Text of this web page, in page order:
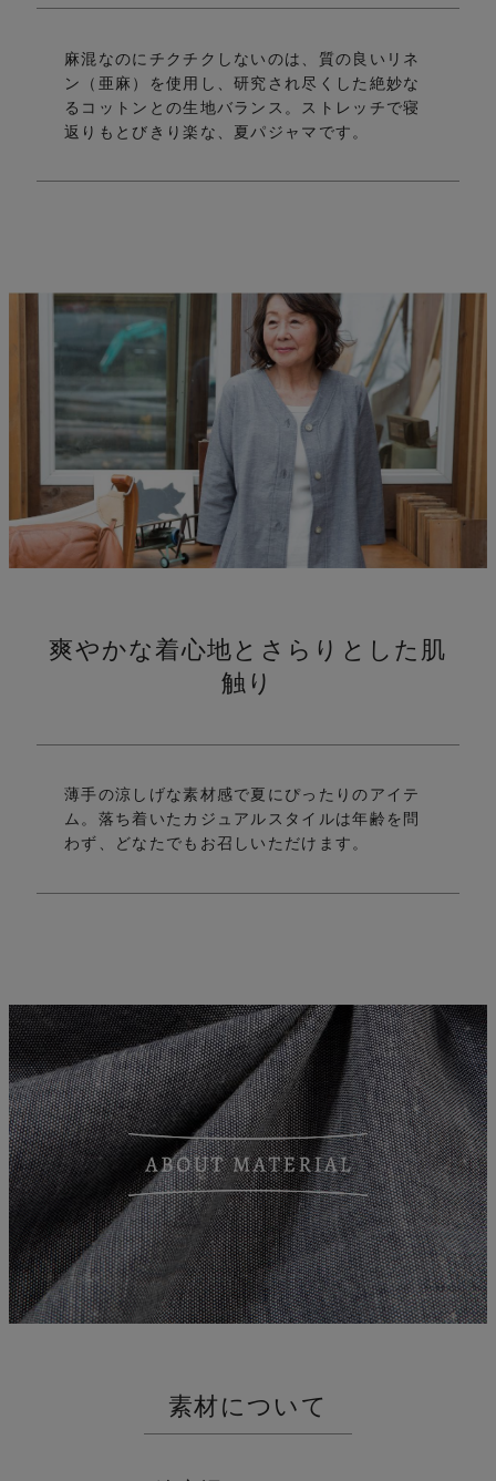
い
伸
縮
麻混なのにチクチクしないのは、質の良いリネ
ン（亜麻）を使用し、研究され尽くした絶妙な
るコットンとの生地バランス。
ストレッチで寝
返りもとびきり楽な、夏パジャマです。
爽やかな着心地とさらりとした肌
触り
薄手の涼しげな素材感で夏にぴったりのアイテ
ム。 落ち着いたカジュアルスタイルは年齢を問
わず、どなたでもお召しいただけます。
素材について